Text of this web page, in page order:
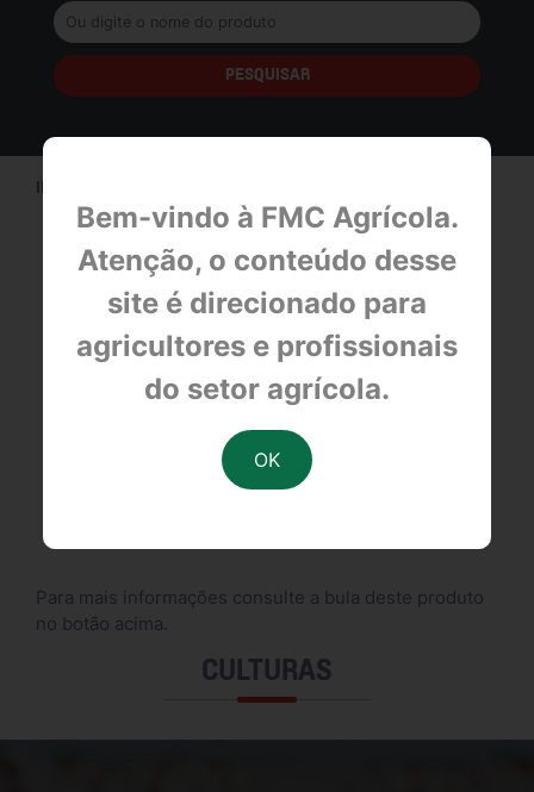
Bem-vindo à FMC Agrícola.
Atenção, o conteúdo desse
site é direcionado para
agricultores e profissionais
do setor agrícola.
INÍCIO>
BULA
FICHA DE EMERGÊNCIA
Para mais informações consulte a bula deste produto
no botão acima.
CULTURAS